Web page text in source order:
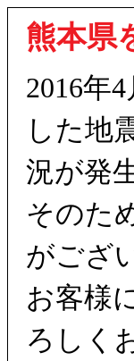
熊本県
2016年
した地
況が発
そのた
がござ
お客様
ろしく